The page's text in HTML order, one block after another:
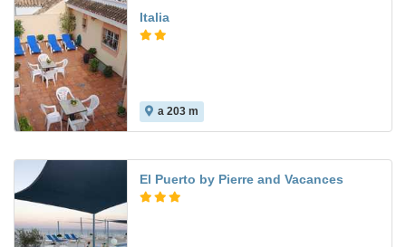
Italia
a 203 m
El Puerto by Pierre and Vacances